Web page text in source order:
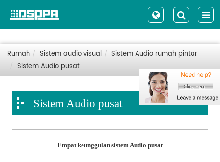
Rumah Sistem audio visual
Sistem Audio rumah pintar
Sistem Audio pusat
Sistem Audio pusat
Empat keunggulan sistem Audio pusat